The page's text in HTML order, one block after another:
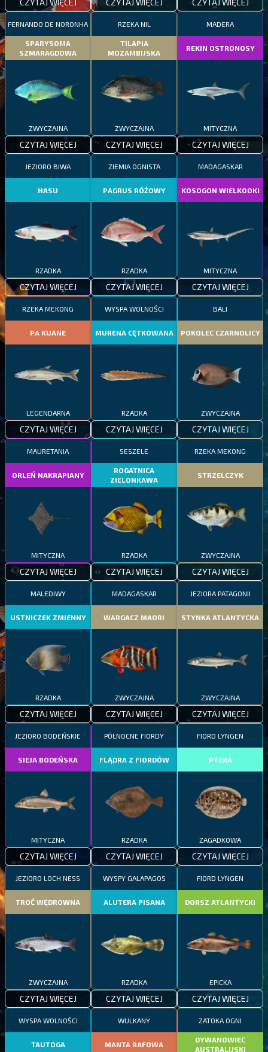
CZYTAJ WIĘCEJ CZYTAJ WIĘCEJ CZYTAJ WIĘCEJ
FERNANDO DE NORONHA
SPARYSOMA
SZMARAGDOWA
ZWYCZAJNA
CZYTAJ WIĘCEJ
RZEKA NIL
TILAPIA
MOZAMBIJSKA
ZWYCZAJNA
CZYTAJ WIĘCEJ
MADERA
REKIN OSTRONOSY
MITYCZNA
CZYTAJ WIĘCEJ
JEZIORO BIWA
HASU
RZADKA
CZYTAJ WIĘCEJ
ZIEMIA OGNISTA
PAGRUS RÓŻOWY
RZADKA
CZYTAJ WIĘCEJ
MADAGASKAR
KOSOGON WIELKOOKI
MITYCZNA
CZYTAJ WIĘCEJ
RZEKA MEKONG
PA KUANE
LEGENDARNA
CZYTAJ WIĘCEJ
WYSPA WOLNOŚCI
MURENA CĘTKOWANA
RZADKA
CZYTAJ WIĘCEJ
BALI
POKOLEC CZARNOLICY
ZWYCZAJNA
CZYTAJ WIĘCEJ
MAURETANIA
ORLEŃ NAKRAPIANY
MITYCZNA
CZYTAJ WIĘCEJ
SESZELE
ROGATNICA
ZIELONKAWA
RZADKA
CZYTAJ WIĘCEJ
RZEKA MEKONG
STRZELCZYK
ZWYCZAJNA
CZYTAJ WIĘCEJ
MALEDIWY
USTNICZEK ZMIENNY
RZADKA
CZYTAJ WIĘCEJ
MADAGASKAR
WARGACZ MAORI
ZWYCZAJNA
CZYTAJ WIĘCEJ
JEZIORA PATAGONII
STYNKA ATLANTYCKA
ZWYCZAJNA
CZYTAJ WIĘCEJ
JEZIORO BODEŃSKIE
SIEJA BODEŃSKA
MITYCZNA
CZYTAJ WIĘCEJ
PÓŁNOCNE FIORDY
FLĄDRA Z FIORDÓW
RZADKA
CZYTAJ WIĘCEJ
FIORD LYNGEN
PTERA
ZAGADKOWA
CZYTAJ WIĘCEJ
JEZIORO LOCH NESS
TROĆ WĘDROWNA
ZWYCZAJNA
CZYTAJ WIĘCEJ
WYSPY GALAPAGOS
ALUTERA PISANA
RZADKA
CZYTAJ WIĘCEJ
FIORD LYNGEN
DORSZ ATLANTYCKI
EPICKA
CZYTAJ WIĘCEJ
WYSPA WOLNOŚCI
TAUTOGA
WULKANY
MANTA RAFOWA
ZATOKA OGNI
DYWANOWIEC
AUSTRALIJSKI